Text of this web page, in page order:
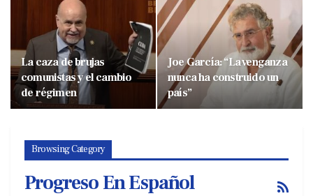
La caza de brujas
comunistas y el cambio
de régimen
Joe García: “La venganza
nunca ha construido un
país”
Browsing Category
Progreso En Español